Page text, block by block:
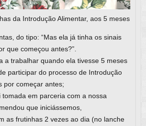
da Introdução Alimentar, aos 5 meses
do tipo: “Mas ela já tinha os sinais
que começou antes?”.
a trabalhar quando ela tivesse 5 meses
participar do processo de Introdução
por começar antes;
tomada em parceria com a nossa
que iniciássemos,
as frutinhas 2 vezes ao dia (no lanche